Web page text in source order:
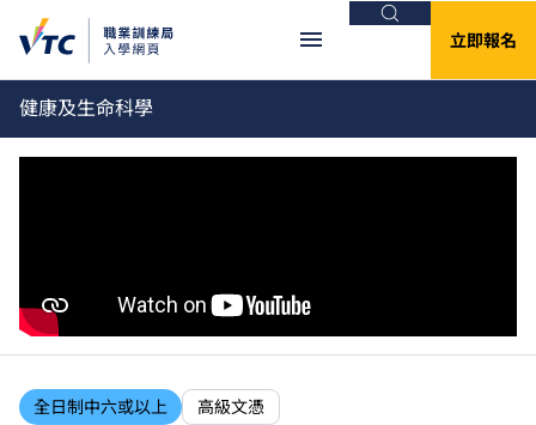
搜尋
立即報名
健康及生命科學
全日制中六或以上 高級文憑